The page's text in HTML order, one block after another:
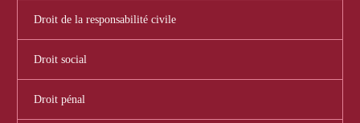
Droit de la responsabilité civile
Droit social
Droit pénal